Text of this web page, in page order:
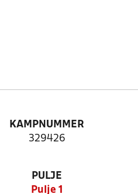
KAMPNUMMER
329426
PULJE
Pulje 1